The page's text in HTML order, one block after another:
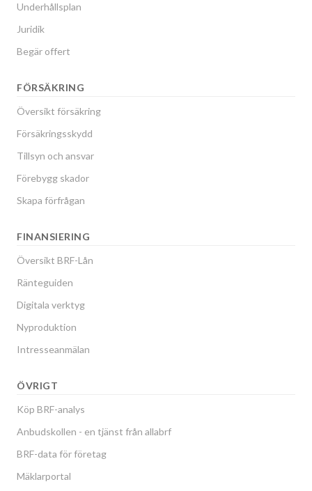
Underhållsplan
Juridik
Begär offert
FÖRSÄKRING
Översikt försäkring
Försäkringsskydd
Tillsyn och ansvar
Förebygg skador
Skapa förfrågan
FINANSIERING
Översikt BRF-Lån
Ränteguiden
Digitala verktyg
Nyproduktion
Intresseanmälan
ÖVRIGT
Köp BRF-analys
Anbudskollen - en tjänst från allabrf
BRF-data för företag
Mäklarportal